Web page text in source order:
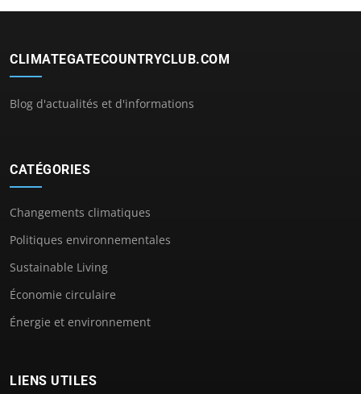
CLIMATEGATECOUNTRYCLUB.COM
Blog d'actualités et d'informations
CATÉGORIES
Changements climatiques
Politiques environnementales
Sustainable Living
Économie circulaire
Énergie et environnement
LIENS UTILES